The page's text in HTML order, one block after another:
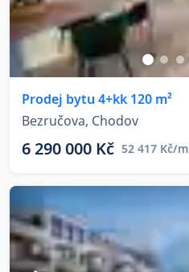
Prodej bytu 4+kk 120 m²
Bezručova, Chodov
6 290 000 Kč 52 417 Kč/m